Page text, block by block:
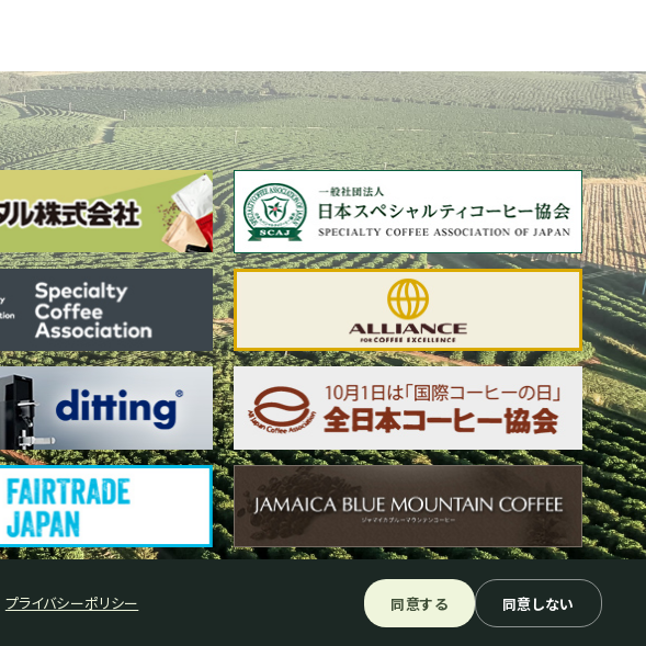
プライバシーポリシー 同意する 同意しない